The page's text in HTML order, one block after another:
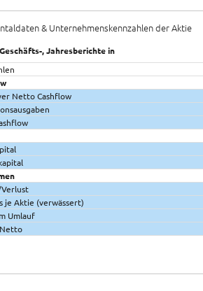
& Unternehmenskennzahlen der Aktie
, Jahresberichte in
Netto Cashflow
je Aktie (verwässert)
Umlauf